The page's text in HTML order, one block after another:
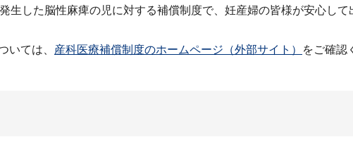
生した脳性麻痺の児に対する補償制度で、妊産婦の皆様が安心し
いては、 産科医療補償制度のホームページ（外部サイト） をご確認